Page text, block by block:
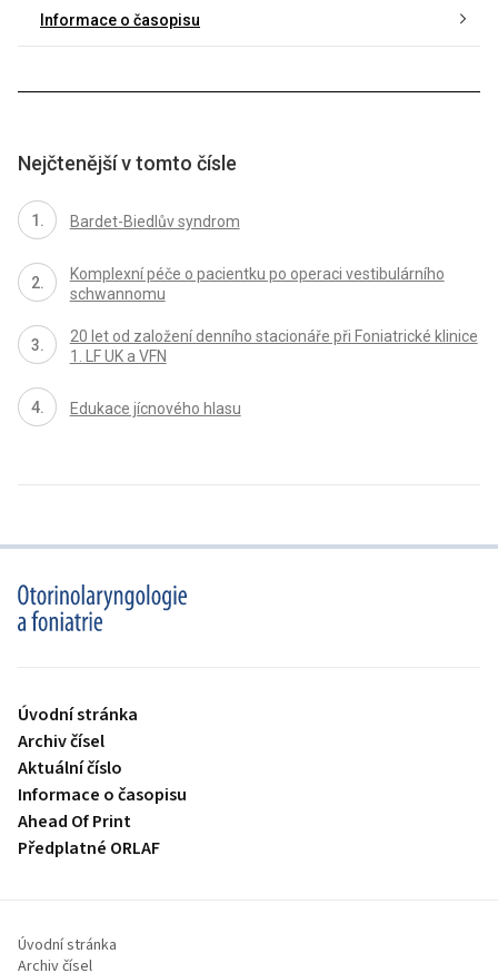
Informace o časopisu
Nejčtenější v tomto čísle
Bardet-Biedlův syndrom
Komplexní péče o pacientku po operaci vestibulárního
schwannomu
20 let od založení denního stacionáře při Foniatrické klinice
1. LF UK a VFN
Edukace jícnového hlasu
proLékaře.cz
Úvodní stránka
Archiv čísel
Aktuální číslo
Informace o časopisu
Ahead Of Print
Předplatné ORLAF
Úvodní stránka
Archiv čísel